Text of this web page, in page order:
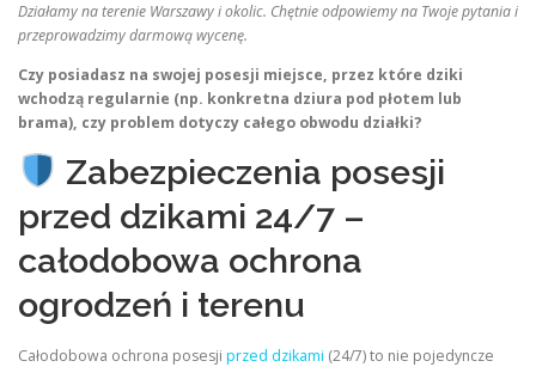
Działamy na terenie Warszawy i okolic. Chętnie odpowiemy na Twoje pytania i
przeprowadzimy darmową wycenę.
Czy posiadasz na swojej posesji miejsce, przez które dziki
wchodzą regularnie (np. konkretna dziura pod płotem lub
brama), czy problem dotyczy całego obwodu działki?
Zabezpieczenia posesji
przed dzikami 24/7 –
całodobowa ochrona
ogrodzeń i terenu
Całodobowa ochrona posesji przed dzikami (24/7) to nie pojedyncze